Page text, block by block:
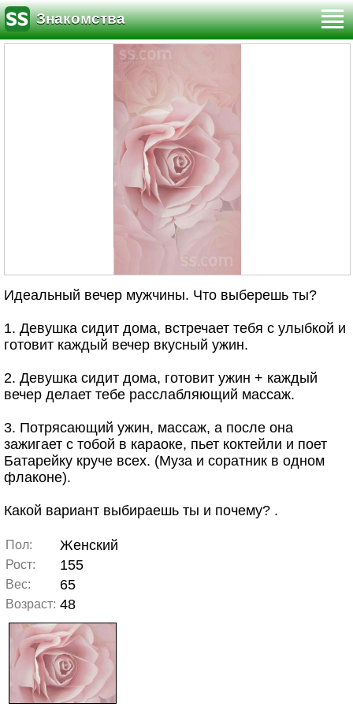
Знакомства
Идеальный вечер мужчины. Что выберешь ты?
1. Девушка сидит дома, встречает тебя с улыбкой и
готовит каждый вечер вкусный ужин.
2. Девушка сидит дома, готовит ужин + каждый
вечер делает тебе расслабляющий массаж.
3. Потрясающий ужин, массаж, а после она
зажигает с тобой в караоке, пьет коктейли и поет
Батарейку круче всех. (Муза и соратник в одном
флаконе).
Какой вариант выбираешь ты и почему? .
Пол: Женский
Рост: 155
Вес: 65
Возраст: 48